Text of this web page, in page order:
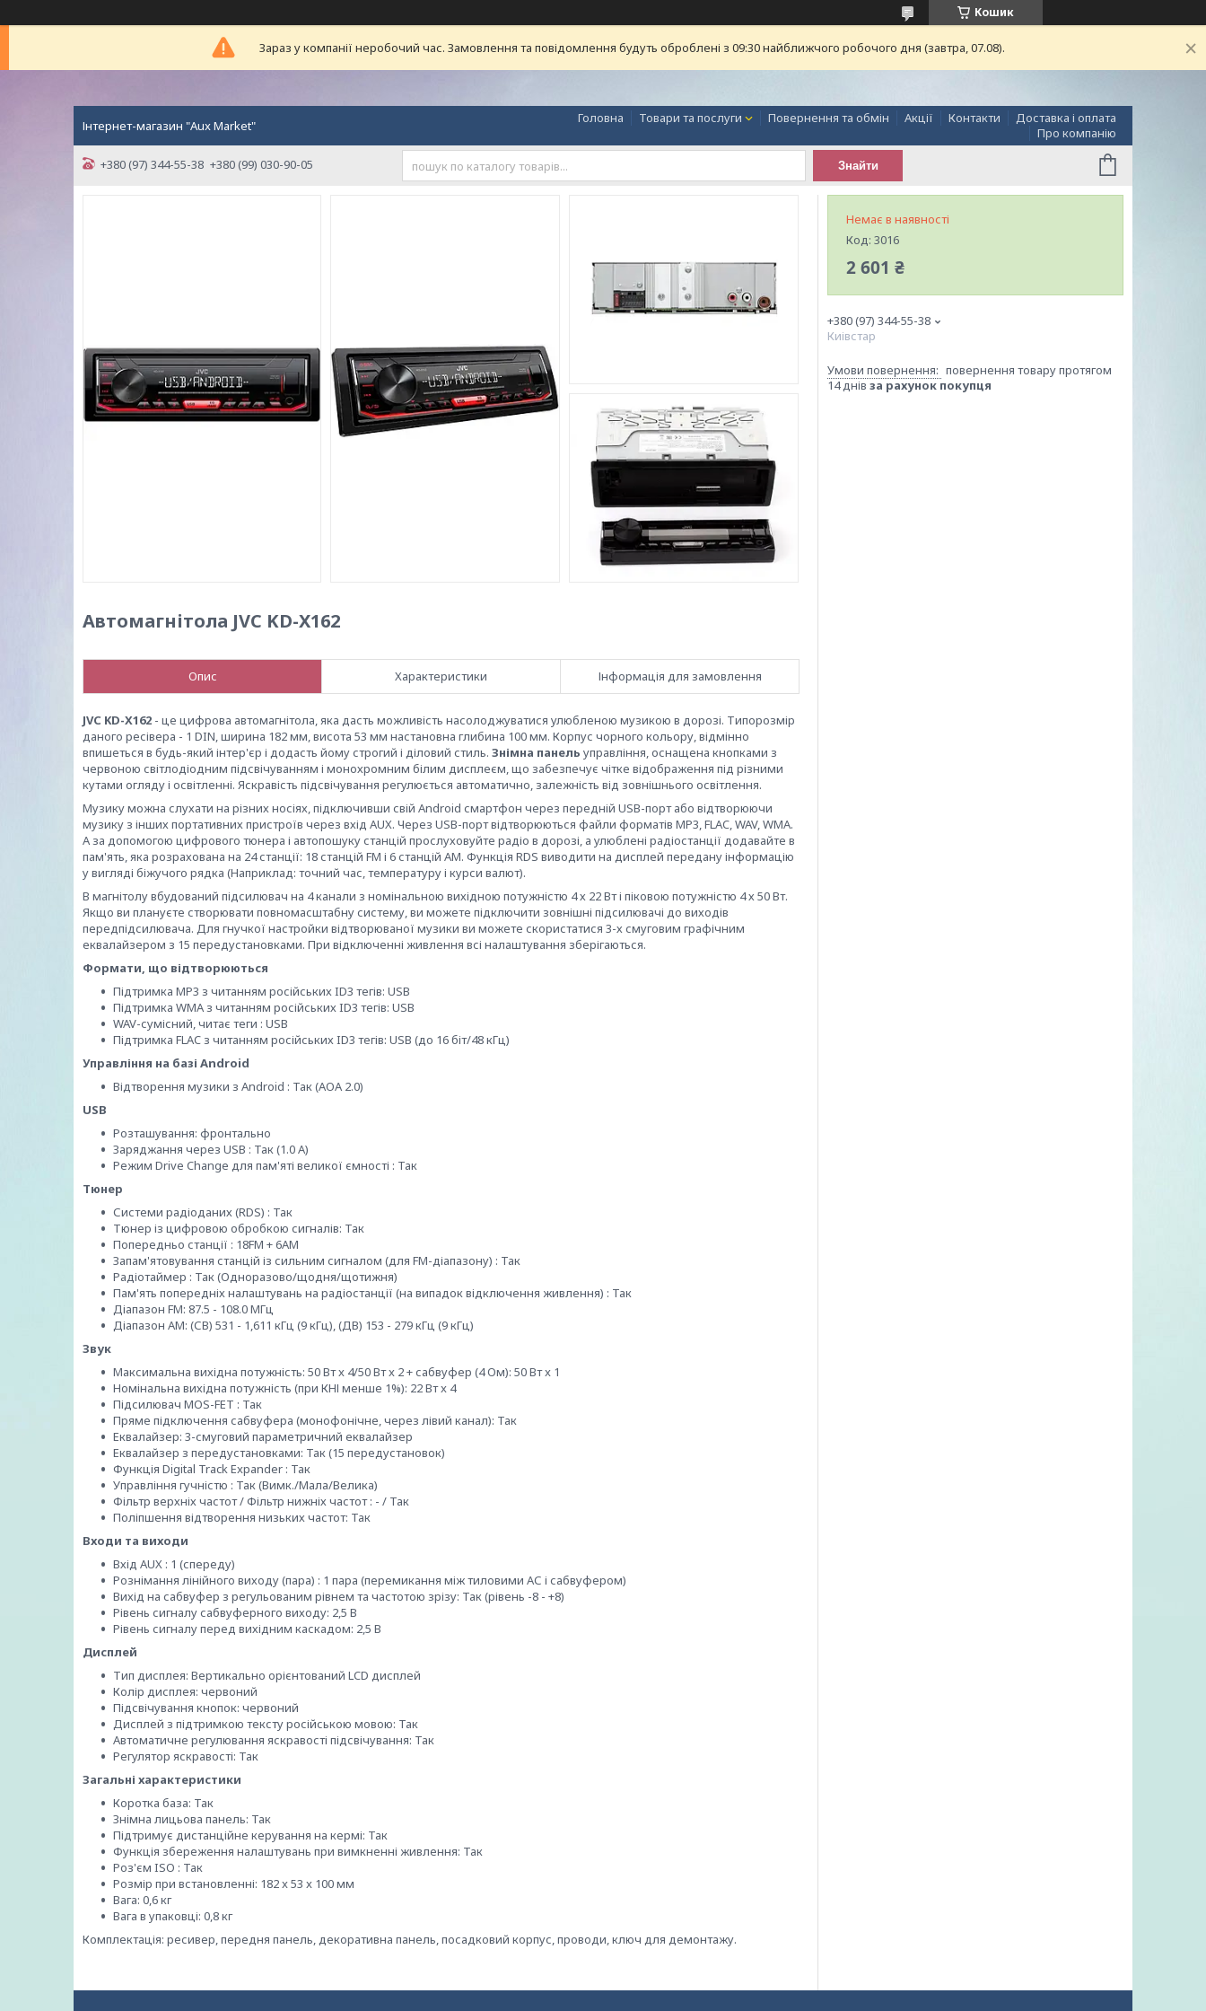
Кошик
Зараз у компанії неробочий час. Замовлення та повідомлення будуть оброблені з 09:30 найближчого робочого дня (завтра, 07.08).
Інтернет-магазин "Aux Market"
Головна Товари та послуги Повернення та обмін Акції Контакти
Доставка і оплата
Про компанію
+380 (97) 344-55-38 +380 (99) 030-90-05 Знайти
Автомагнітола JVC KD-X162
Опис Характеристики Інформація для замовлення
JVC KD-X162 - це цифрова автомагнітола, яка дасть можливість насолоджуватися улюбленою музикою в дорозі. Типорозмір
даного ресівера - 1 DIN, ширина 182 мм, висота 53 мм настановна глибина 100 мм. Корпус чорного кольору, відмінно
впишеться в будь-який інтер'єр і додасть йому строгий і діловий стиль. Знімна панель управління, оснащена кнопками з
червоною світлодіодним підсвічуванням і монохромним білим дисплеєм, що забезпечує чітке відображення під різними
кутами огляду і освітленні. Яскравість підсвічування регулюється автоматично, залежність від зовнішнього освітлення.
Музику можна слухати на різних носіях, підключивши свій Android смартфон через передній USB-порт або відтворюючи
музику з інших портативних пристроїв через вхід AUX. Через USB-порт відтворюються файли форматів MP3, FLAC, WAV, WMA.
А за допомогою цифрового тюнера і автопошуку станцій прослуховуйте радіо в дорозі, а улюблені радіостанції додавайте в
пам'ять, яка розрахована на 24 станції: 18 станцій FM і 6 станцій AM. Функція RDS виводити на дисплей передану інформацію
у вигляді біжучого рядка (Наприклад: точний час, температуру і курси валют).
В магнітолу вбудований підсилювач на 4 канали з номінальною вихідною потужністю 4 х 22 Вт і піковою потужністю 4 х 50 Вт.
Якщо ви плануєте створювати повномасштабну систему, ви можете підключити зовнішні підсилювачі до виходів
передпідсилювача. Для гнучкої настройки відтворюваної музики ви можете скористатися 3-х смуговим графічним
еквалайзером з 15 передустановками. При відключенні живлення всі налаштування зберігаються.
Формати, що відтворюються
Підтримка MP3 з читанням російських ID3 тегів: USB
Підтримка WMA з читанням російських ID3 тегів: USB
WAV-сумісний, читає теги : USB
Підтримка FLAC з читанням російських ID3 тегів: USB (до 16 біт/48 кГц)
Управління на базі Android
Відтворення музики з Android : Так (AOA 2.0)
USB
Розташування: фронтально
Заряджання через USB : Так (1.0 A)
Режим Drive Change для пам'яті великої ємності : Так
Тюнер
Системи радіоданих (RDS) : Так
Тюнер із цифровою обробкою сигналів: Так
Попередньо станції : 18FM + 6AM
Запам'ятовування станцій із сильним сигналом (для FM-діапазону) : Так
Радіотаймер : Так (Одноразово/щодня/щотижня)
Пам'ять попередніх налаштувань на радіостанції (на випадок відключення живлення) : Так
Діапазон FM: 87.5 - 108.0 МГц
Діапазон AM: (СВ) 531 - 1,611 кГц (9 кГц), (ДВ) 153 - 279 кГц (9 кГц)
Звук
Максимальна вихідна потужність: 50 Вт x 4/50 Вт x 2 + сабвуфер (4 Ом): 50 Вт x 1
Номінальна вихідна потужність (при КНІ менше 1%): 22 Вт x 4
Підсилювач MOS-FET : Так
Пряме підключення сабвуфера (монофонічне, через лівий канал): Так
Еквалайзер: 3-смуговий параметричний еквалайзер
Еквалайзер з передустановками: Так (15 передустановок)
Функція Digital Track Expander : Так
Управління гучністю : Так (Вимк./Мала/Велика)
Фільтр верхніх частот / Фільтр нижніх частот : - / Так
Поліпшення відтворення низьких частот: Так
Входи та виходи
Вхід AUX : 1 (спереду)
Рознімання лінійного виходу (пара) : 1 пара (перемикання між тиловими АС і сабвуфером)
Вихід на сабвуфер з регульованим рівнем та частотою зрізу: Так (рівень -8 - +8)
Рівень сигналу сабвуферного виходу: 2,5 В
Рівень сигналу перед вихідним каскадом: 2,5 В
Дисплей
Тип дисплея: Вертикально орієнтований LCD дисплей
Колір дисплея: червоний
Підсвічування кнопок: червоний
Дисплей з підтримкою тексту російською мовою: Так
Автоматичне регулювання яскравості підсвічування: Так
Регулятор яскравості: Так
Загальні характеристики
Коротка база: Так
Знімна лицьова панель: Так
Підтримує дистанційне керування на кермі: Так
Функція збереження налаштувань при вимкненні живлення: Так
Роз'єм ISO : Так
Розмір при встановленні: 182 x 53 x 100 мм
Вага: 0,6 кг
Вага в упаковці: 0,8 кг
Комплектація: ресивер, передня панель, декоративна панель, посадковий корпус, проводи, ключ для демонтажу.
Немає в наявності
Код: 3016
2 601 ₴
+380 (97) 344-55-38
Киівстар
повернення товару протягом
14 днів за рахунок покупця